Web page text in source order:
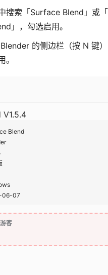
搜索「Surface Blend」或
」，勾选启用。
的侧边栏（按 N 键
。
V1.5.4
Blend
06-07
游客